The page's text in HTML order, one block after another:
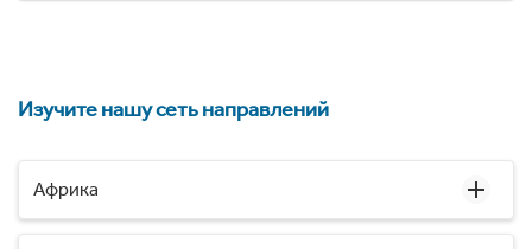
Изучите нашу сеть направлений
Африка